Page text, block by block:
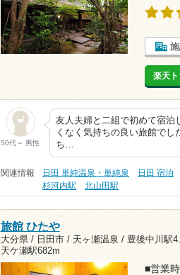
楽天
50代～ 男性
友人夫婦と二組で初めて宿泊
くなく気持ちの良い旅館で
ち…
関連情報 日田 単純温泉・単純泉 日田 宿泊
杉河内駅
北山田駅
旅館 ひたや
大分県 / 日田市 / 天ヶ瀬温泉 / 豊後中川駅
天ケ瀬駅682m
■営業